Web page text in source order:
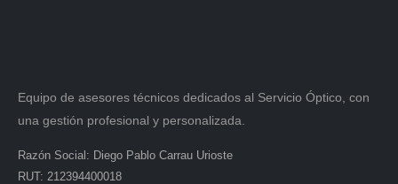
Equipo de asesores técnicos dedicados al Servicio Óptico, con
una gestión profesional y personalizada.
Razón Social: Diego Pablo Carrau Urioste
RUT: 212394400018